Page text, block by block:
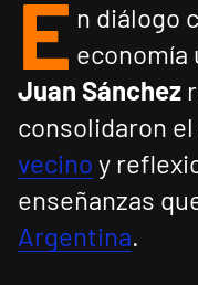
E n diálogo
economía
Juan Sánchez
consolidaron
vecino y
enseñanzas
Argentina.